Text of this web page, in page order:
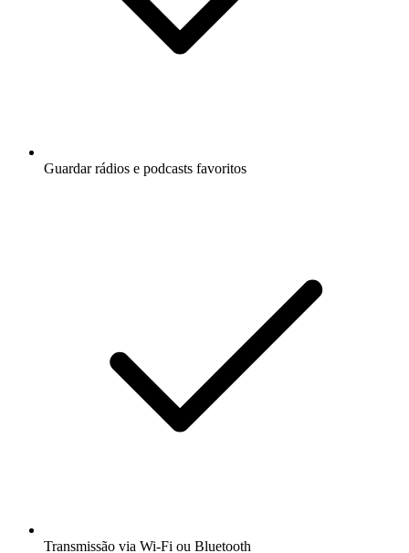
Guardar rádios e podcasts favoritos
Transmissão via Wi-Fi ou Bluetooth